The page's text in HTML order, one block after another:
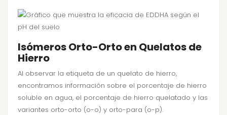
Isómeros Orto-Orto en Quelatos de
Hierro
Al observar la etiqueta de un quelato de hierro,
encontramos información sobre el porcentaje de hierro
soluble en agua, el porcentaje de hierro quelatado y las
variantes orto-orto (o-o) y orto-para (o-p).